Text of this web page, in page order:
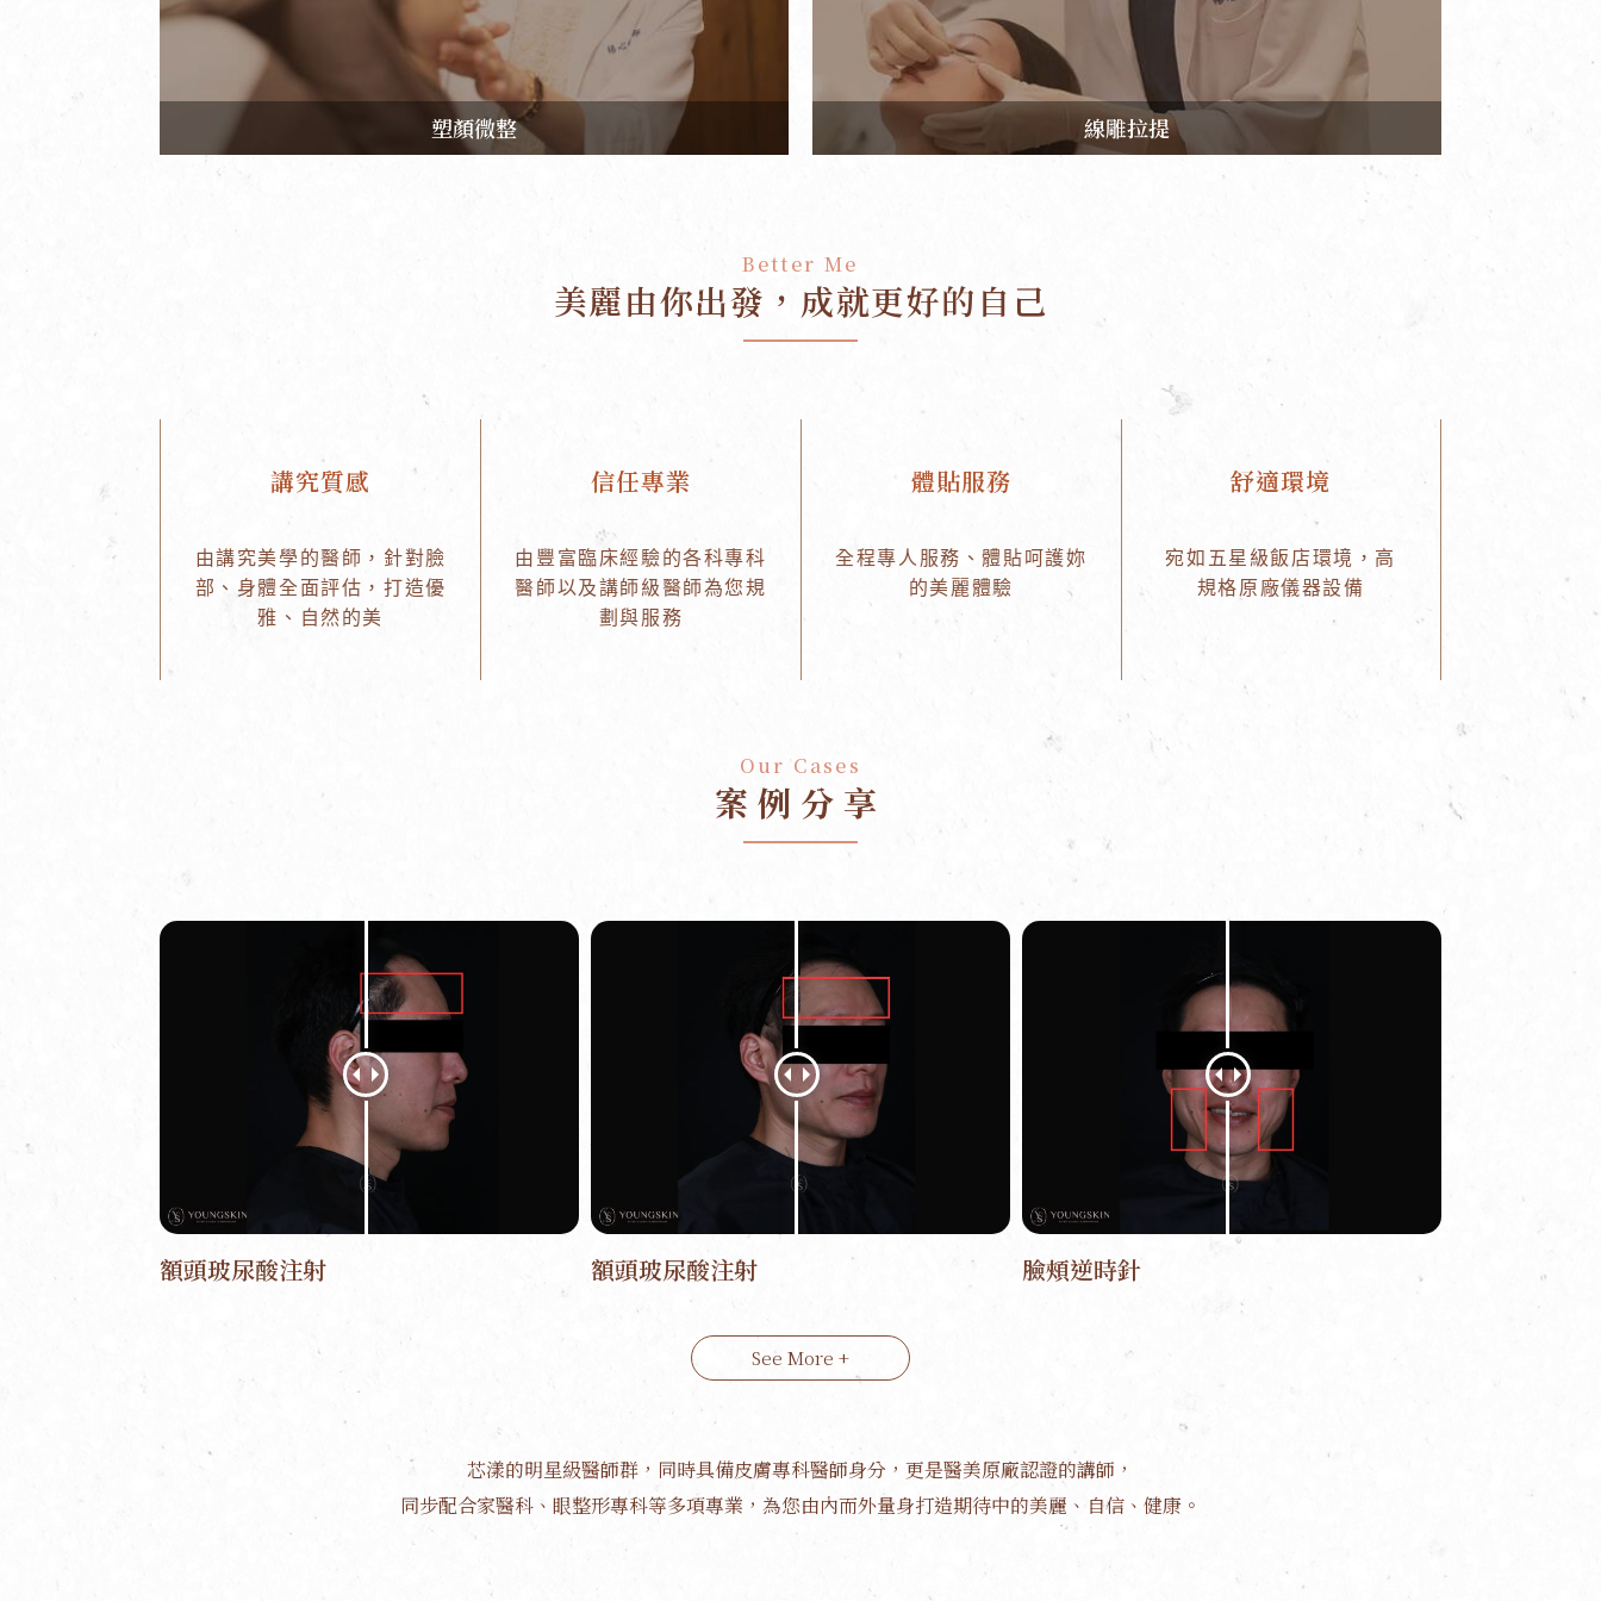
塑顏微整 線雕拉提
Better Me
美麗由你出發， 成就更好的自己
講究質感
由講究美學的醫師，針對臉
部、身體全面評估，打造優
雅、自然的美
信任專業
由豐富臨床經驗的各科專科
醫師以及講師級醫師為您規
劃與服務
體貼服務
全程專人服務、體貼呵護妳
的美麗體驗
舒適環境
宛如五星級飯店環境，高
規格原廠儀器設備
Our Cases
案例分享
額頭玻尿酸注射 額頭玻尿酸注射 臉頰逆時針
See More +
芯漾的明星級醫師群，同時具備皮膚專科醫師身分，更是醫美原廠認證的講師，
同步配合家醫科、眼整形專科等多項專業，為您由內而外量身打造期待中的美麗、自信、健康。